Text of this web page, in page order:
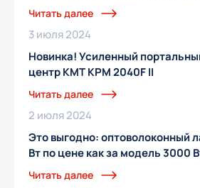
Читать далее
3 июля 2024
Новинка! Усиленный
центр KMT KPM 2040F II
Читать далее
2 июля 2024
Это выгодно: оптоволоконный
Вт по цене как за модель 3000
Читать далее